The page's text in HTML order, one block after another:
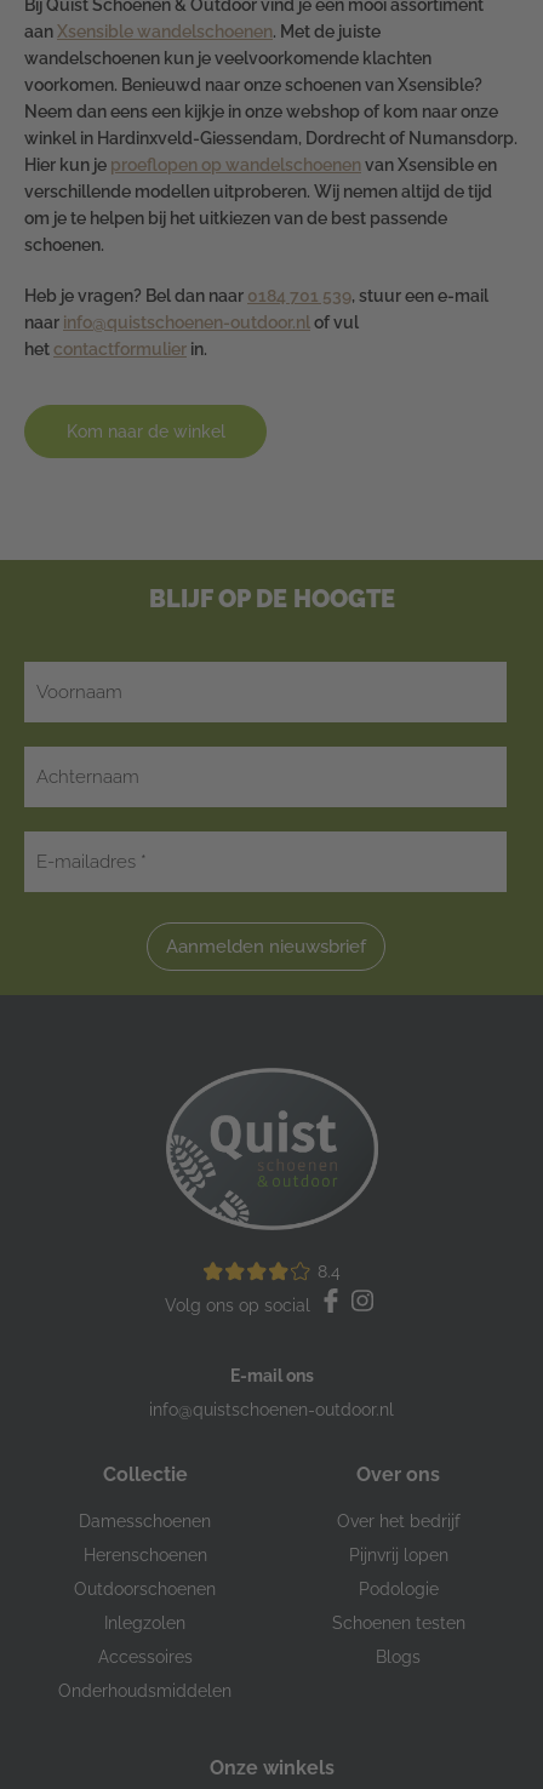
Bij Quist Schoenen & Outdoor vind je een mooi assortiment
aanXsensible wandelschoenen. Met de juiste
wandelschoenen kun je veelvoorkomende klachten
voorkomen. Benieuwd naar onze schoenen van Xsensible?
Neem dan eens een kijkje in onze webshop of kom naar onze
winkel in Hardinxveld-Giessendam, Dordrecht of Numansdorp.
Hier kun je proeflopen op wandelschoenen van Xsensible en
verschillende modellen uitproberen. Wij nemen altijd de tijd
om je te helpen bij het uitkiezen van de best passende
schoenen.
Heb je vragen? Bel dan naar 0184 701 539, stuur een e-mail
naar info@quistschoenen-outdoor.nl of vul
het contactformulier in.
Kom naar de winkel
BLIJF OP DE HOOGTE
Aanmelden nieuwsbrief
8.4
Volg ons op social
E-mail ons
info@quistschoenen-outdoor.nl
Collectie
Damesschoenen
Herenschoenen
Outdoorschoenen
Inlegzolen
Accessoires
Onderhoudsmiddelen
Over ons
Over het bedrijf
Pijnvrij lopen
Podologie
Schoenen testen
Blogs
Onze winkels